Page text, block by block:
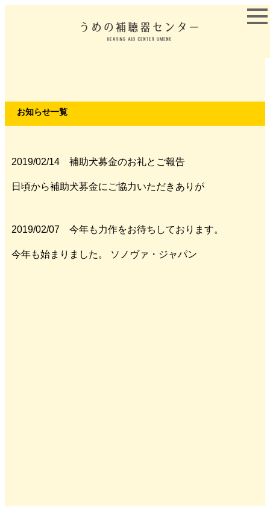
お知らせ一覧
2019/02/14 補助犬募金のお礼とご報告
日頃から補助犬募金にご協力いただきありが
2019/02/07 今年も力作をお待ちしております。
今年も始まりました。 ソノヴァ・ジャパン